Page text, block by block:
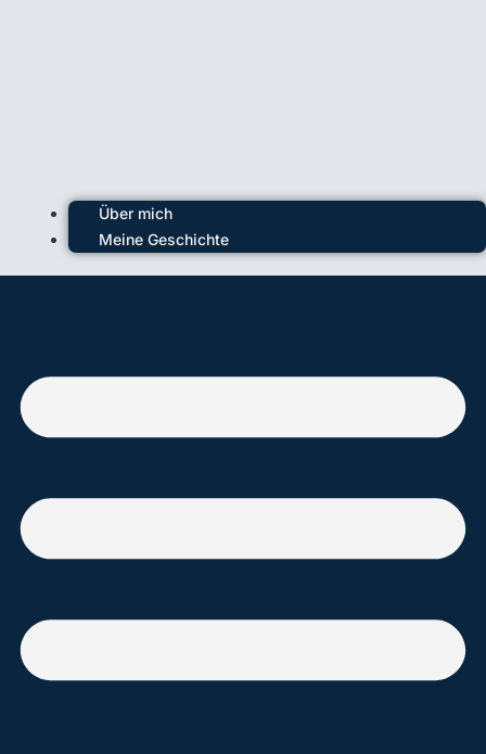
Über mich
Meine Geschichte